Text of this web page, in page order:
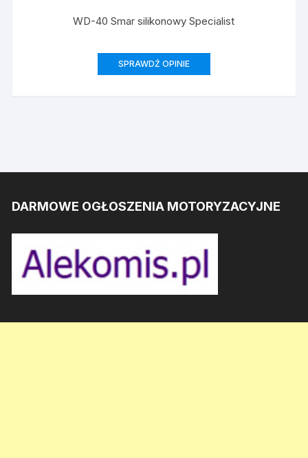
WD-40 Smar silikonowy Specialist
SPRAWDŹ OPINIE
DARMOWE OGŁOSZENIA MOTORYZACYJNE